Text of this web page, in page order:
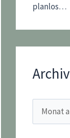
planlos…
Archiv
r